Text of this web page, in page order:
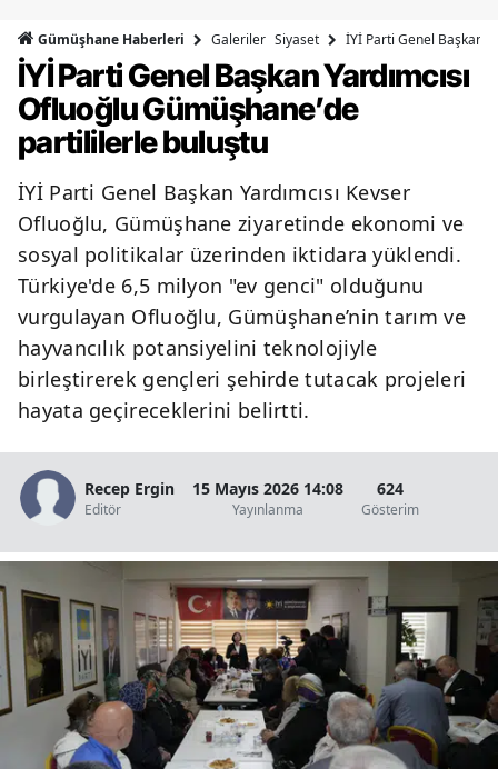
Bingöl
Bitlis
Burdur
Bursa
Çanakkale
Çankırı
Çorum
Diyarbakır
Elazığ
Erzincan
Erzurum
Eskişehir
Gaziantep
Gümüşhane Haberleri Galeriler Siyaset İYİ Parti Genel Başkan
İYİ Parti Genel Başkan Yardımcısı
Ofluoğlu Gümüşhane’de
partililerle buluştu
İYİ Parti Genel Başkan Yardımcısı Kevser
Ofluoğlu, Gümüşhane ziyaretinde ekonomi ve
sosyal politikalar üzerinden iktidara yüklendi.
Türkiye'de 6,5 milyon "ev genci" olduğunu
vurgulayan Ofluoğlu, Gümüşhane’nin tarım ve
hayvancılık potansiyelini teknolojiyle
birleştirerek gençleri şehirde tutacak projeleri
hayata geçireceklerini belirtti.
Recep Ergin
Editör
15 Mayıs 2026 14:08
Yayınlanma
624
Gösterim